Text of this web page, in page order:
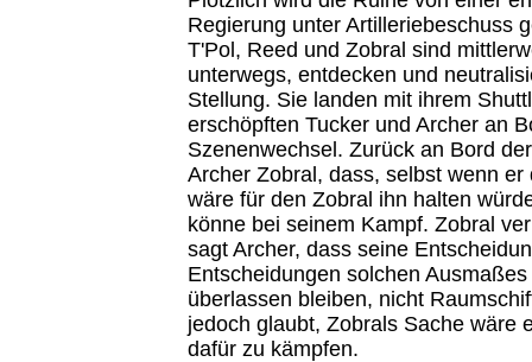
Regierung unter Artilleriebeschuss
T'Pol, Reed und Zobral sind
unterwegs, entdecken und
Stellung. Sie landen mit ihrem
erschöpften Tucker und Archer an
Szenenwechsel. Zurück an Bord
Archer Zobral, dass, selbst wenn er
wäre für den Zobral ihn halten
könne bei seinem Kampf. Zobral
sagt Archer, dass seine
Entscheidungen solchen
überlassen bleiben, nicht
jedoch glaubt, Zobrals Sache wäre
dafür zu kämpfen.